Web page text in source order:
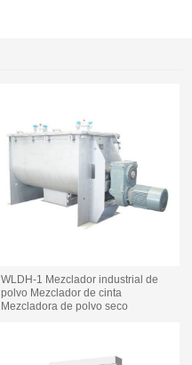
WLDH-1 Mezclador industrial de
polvo Mezclador de cinta
Mezcladora de polvo seco